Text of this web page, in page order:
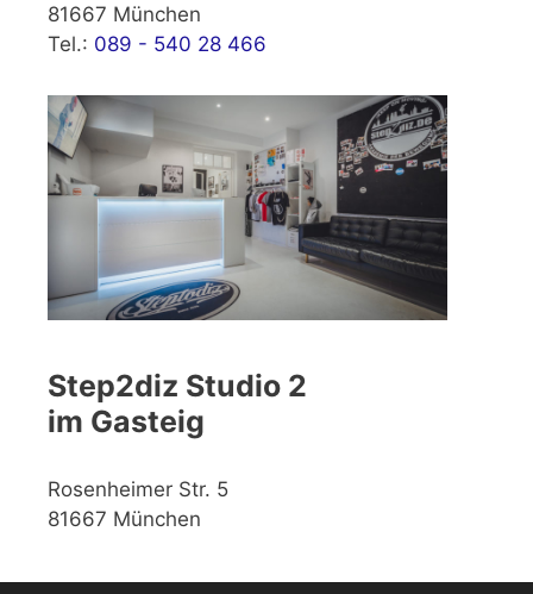
81667 München
Tel.: 089 - 540 28 466
Step2diz Studio 2
im Gasteig
Rosenheimer Str. 5
81667 München